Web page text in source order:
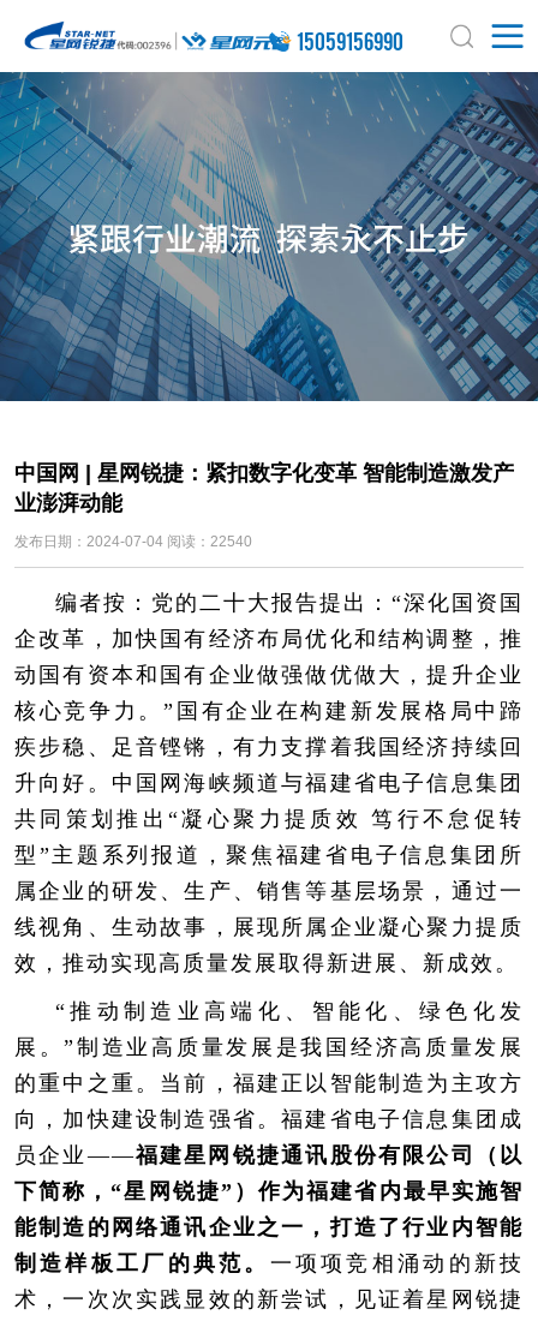
15059156990
中国网 | 星网锐捷：紧扣数字化变革 智能制造激发产
业澎湃动能
发布日期：2024-07-04 阅读：22540
编者按：党的二十大报告提出：“深化国资国
企改革，加快国有经济布局优化和结构调整，推
动国有资本和国有企业做强做优做大，提升企业
核心竞争力。”国有企业在构建新发展格局中蹄
疾步稳、足音铿锵，有力支撑着我国经济持续回
升向好。中国网海峡频道与福建省电子信息集团
共同策划推出“凝心聚力提质效 笃行不怠促转
型”主题系列报道，聚焦福建省电子信息集团所
属企业的研发、生产、销售等基层场景，通过一
线视角、生动故事，展现所属企业凝心聚力提质
效，推动实现高质量发展取得新进展、新成效。
“推动制造业高端化、智能化、绿色化发
展。”制造业高质量发展是我国经济高质量发展
的重中之重。当前，福建正以智能制造为主攻方
向，加快建设制造强省。福建省电子信息集团成
员企业——福建星网锐捷通讯股份有限公司（以
下简称，“星网锐捷”）作为福建省内最早实施智
能制造的网络通讯企业之一，打造了行业内智能
制造样板工厂的典范。 一项项竞相涌动的新技
术，一次次实践显效的新尝试，见证着星网锐捷